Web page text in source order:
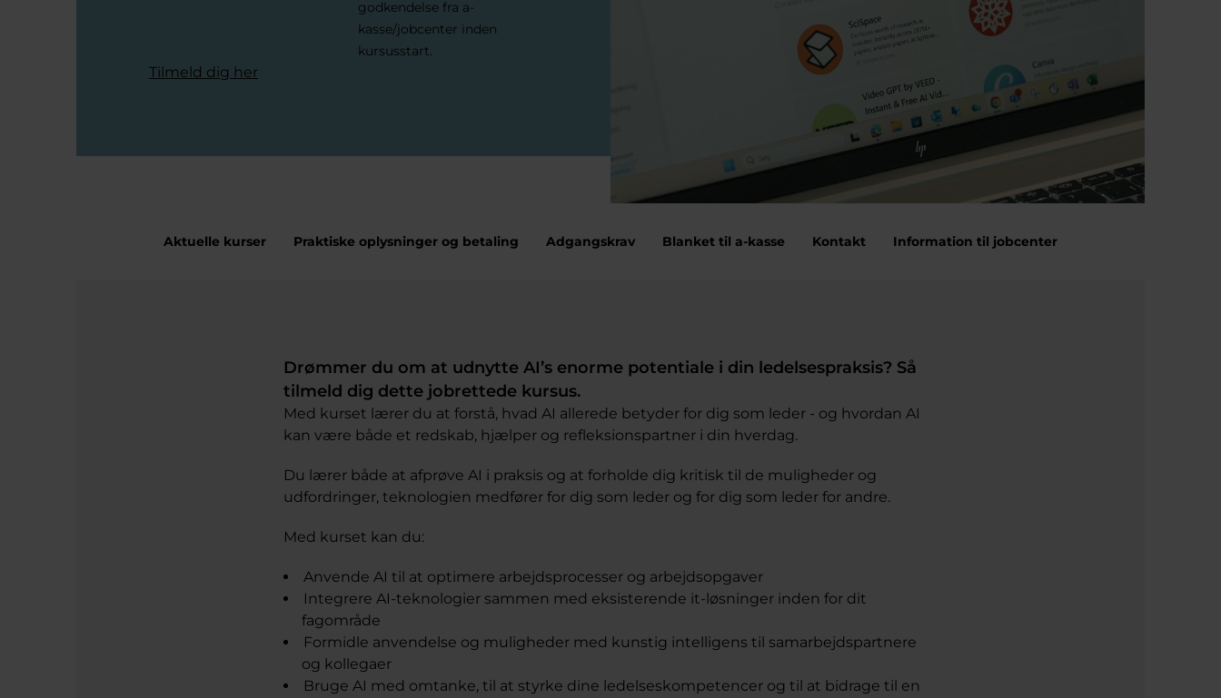
godkendelse fra a-
kasse/jobcenter inden
kursusstart.
Tilmeld dig her
Aktuelle kurser Praktiske oplysninger og betaling Adgangskrav Blanket til a-kasse Kontakt Information til jobcenter
Drømmer du om at udnytte AI’s enorme potentiale i din ledelsespraksis? Så
tilmeld dig dette jobrettede kursus.
Med kurset lærer du at forstå, hvad AI allerede betyder for dig som leder - og hvordan AI
kan være både et redskab, hjælper og refleksionspartner i din hverdag.
Du lærer både at afprøve AI i praksis og at forholde dig kritisk til de muligheder og
udfordringer, teknologien medfører for dig som leder og for dig som leder for andre.
Med kurset kan du:
Anvende AI til at optimere arbejdsprocesser og arbejdsopgaver
Integrere AI-teknologier sammen med eksisterende it-løsninger inden for dit
fagområde
Formidle anvendelse og muligheder med kunstig intelligens til samarbejdspartnere
og kollegaer
Bruge AI med omtanke, til at styrke dine ledelseskompetencer og til at bidrage til en